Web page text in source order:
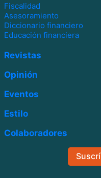
Fiscalidad
Asesoramiento
Diccionario financiero
Educación financiera
Revistas
Opinión
Eventos
Estilo
Colaboradores